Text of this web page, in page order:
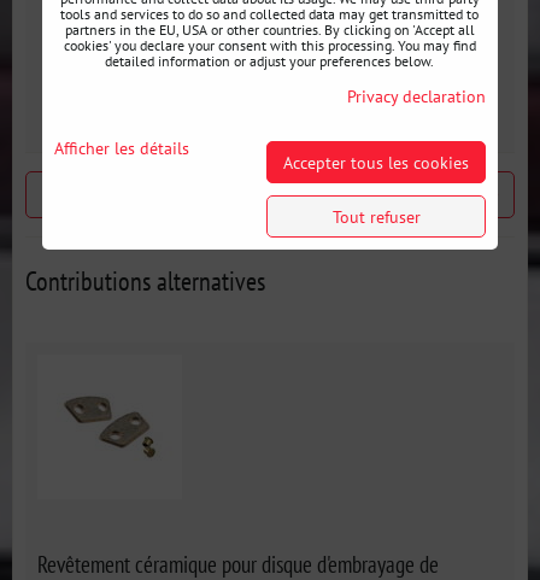
BMW
Motor:
Produit suivant
Contributions alternatives
Revêtement céramique pour disque d'embrayage de
tools and services to do so and collected data may get transmitted to
partners in the EU, USA or other countries. By clicking on 'Accept all
cookies' you declare your consent with this processing. You may find
detailed information or adjust your preferences below.
Privacy declaration
Afficher les détails
Accepter tous les cookies
Tout refuser